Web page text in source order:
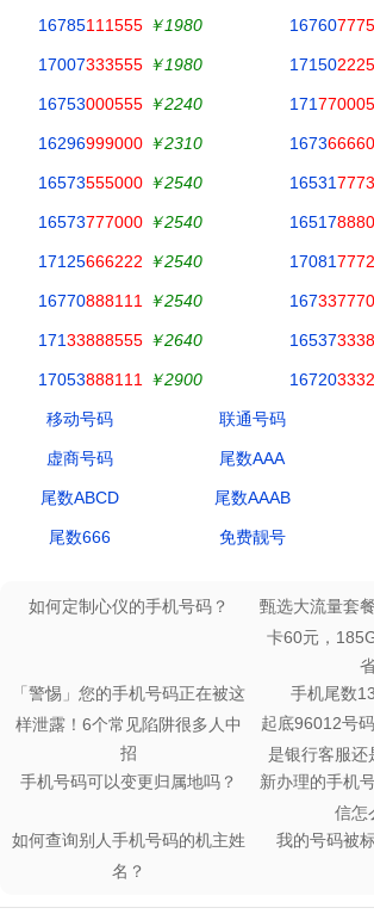
16785111555 ￥1980 16760
17007333555 ￥1980 17150
16753000555 ￥2240 171
16296999000 ￥2310 1673
16573555000 ￥2540 16531
16573777000 ￥2540 16517
17125666222 ￥2540 17081
16770888111 ￥2540 167
17133888555 ￥2640 16537
17053888111 ￥2900 16720
移动号码 联通号码
虚商号码 尾数AAA
尾数ABCD 尾数AAAB
尾数666 免费靓号
如何定制心仪的手机号码？ 甄选大流量套
卡60元，
「警惕」您的手机号码正在被这
样泄露！6个常见陷阱很多人中
招
手机尾数
起底96012号
是银行客服还
手机号码可以变更归属地吗？ 新办理的手机
信怎
如何查询别人手机号码的机主姓
名？
我的号码被